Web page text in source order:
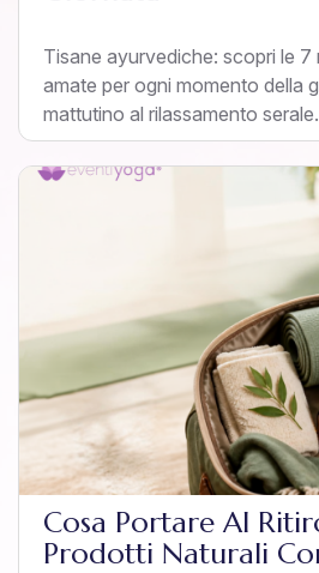
Tisane ayurvediche: scopri le 7
amate per ogni momento della
mattutino al rilassamento serale.
Cosa Portare Al
Prodotti Naturali